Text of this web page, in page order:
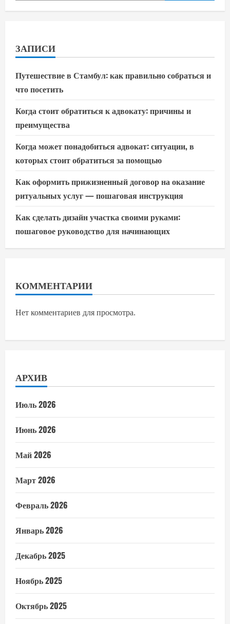
ЗАПИСИ
Путешествие в Стамбул: как правильно собраться и
что посетить
Когда стоит обратиться к адвокату: причины и
преимущества
Когда может понадобиться адвокат: ситуации, в
которых стоит обратиться за помощью
Как оформить прижизненный договор на оказание
ритуальных услуг — пошаговая инструкция
Как сделать дизайн участка своими руками:
пошаговое руководство для начинающих
КОММЕНТАРИИ
Нет комментариев для просмотра.
АРХИВ
Июль 2026
Июнь 2026
Май 2026
Март 2026
Февраль 2026
Январь 2026
Декабрь 2025
Ноябрь 2025
Октябрь 2025